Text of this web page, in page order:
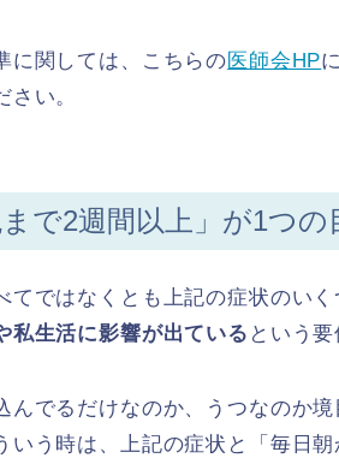
に関しては、こちらの医師会HP
さい。
まで2週間以上」が1つの
てではなくとも上記の症状のいく
私生活に影響が出ている という要
んでるだけなのか、うつなのか
いう時は、上記の症状と「毎日